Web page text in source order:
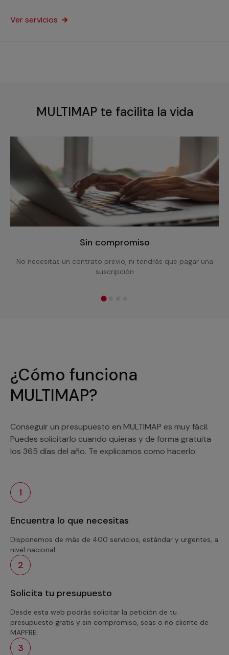
Ver servicios
MULTIMAP te facilita la vida
Sin compromiso
No necesitas un contrato previo, ni tendrás que pagar una
suscripción
¿Cómo funciona
MULTIMAP?
Conseguir un presupuesto en MULTIMAP es muy fácil.
Puedes solicitarlo cuando quieras y de forma gratuita
los 365 días del año. Te explicamos como hacerlo:
1
Encuentra lo que necesitas
Disponemos de más de 400 servicios, estándar y urgentes, a
nivel nacional.
2
Solicita tu presupuesto
Desde esta web podrás solicitar la petición de tu
presupuesto gratis y sin compromiso, seas o no cliente de
MAPFRE.
3